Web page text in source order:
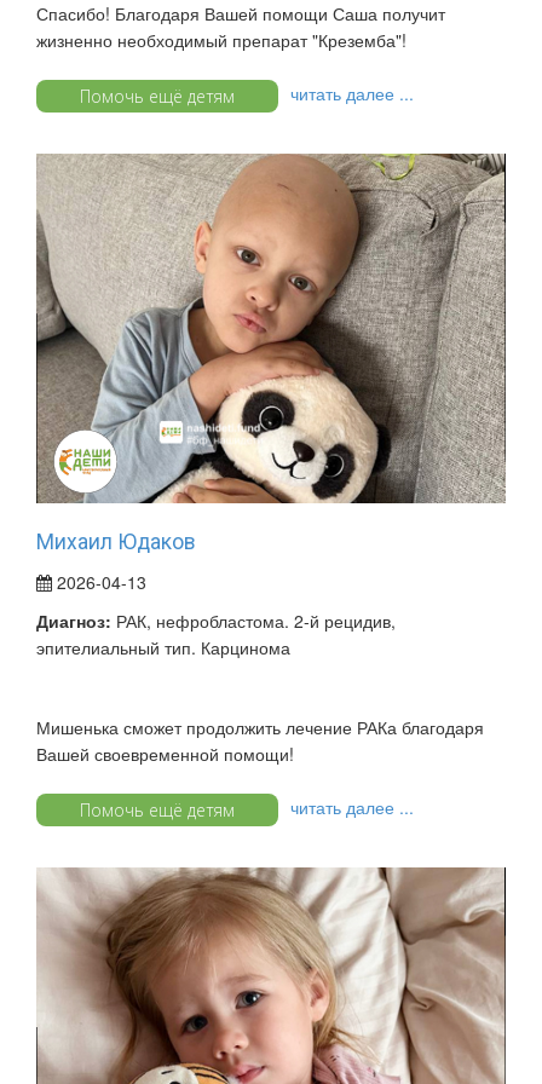
Спасибо! Благодаря Вашей помощи Саша получит
жизненно необходимый препарат "Креземба"!
Помочь ещё детям читать далее ...
Михаил Юдаков
2026-04-13
Диагноз: РАК, нефробластома. 2-й рецидив,
эпителиальный тип. Карцинома
Мишенька сможет продолжить лечение РАКа благодаря
Вашей своевременной помощи!
Помочь ещё детям читать далее ...